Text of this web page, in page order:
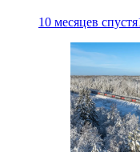
10 месяцев спустя